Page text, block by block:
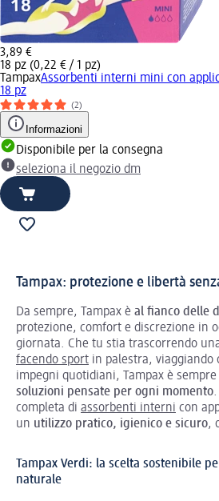
3,89 €
18 pz (0,22 € / 1 pz)
TampaxAssorbenti interni mini con
18 pz
(2)
Informazioni
Disponibile per la consegna
seleziona il negozio dm
Tampax: protezione e libertà
Da sempre, Tampax è al fianco delle
protezione, comfort e discrezione in
giornata. Che tu stia trascorrendo
facendo sport in palestra, viaggiando
impegni quotidiani, Tampax è
soluzioni pensate per ogni momento
completa di assorbenti interni con
un utilizzo pratico, igienico e sicuro,
Tampax Verdi: la scelta sostenibile
naturale